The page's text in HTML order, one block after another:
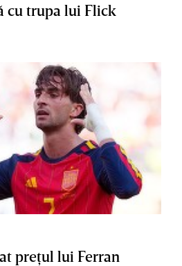
cu trupa lui Flick
preţul lui Ferran